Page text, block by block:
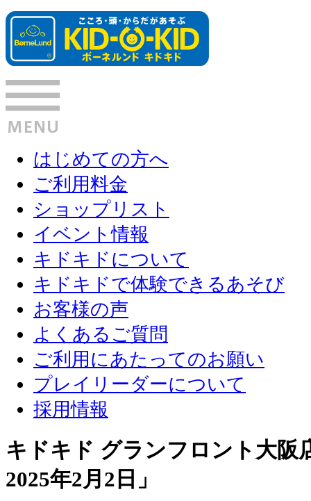
はじめての方へ
ご利用料金
ショップリスト
イベント情報
キドキドについて
キドキドで体験できるあそび
お客様の声
よくあるご質問
ご利用にあたってのお願い
プレイリーダーについて
採用情報
キドキド グランフロント大
2025年2月2日 」